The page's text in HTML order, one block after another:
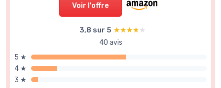
Voir l'offre
3,8 sur 5 ★★★★★
★★★★★
40 avis
5 ★
4 ★
3 ★